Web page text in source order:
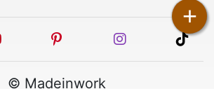
+
youtube pinterest instagram
© Madeinwork